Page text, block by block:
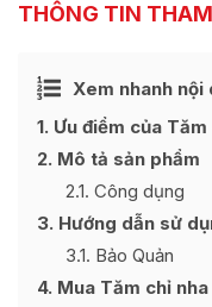
THÔNG TIN
Xem nhanh
1 Ưu điểm của
2 Mô tả sản phẩm
2.1 Công dụng
3 Hướng dẫn sử
3.1 Bảo Quản
4 Mua Tăm chỉ